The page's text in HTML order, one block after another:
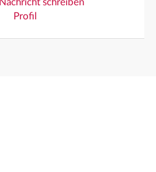
Nachricht schreiben
Profil